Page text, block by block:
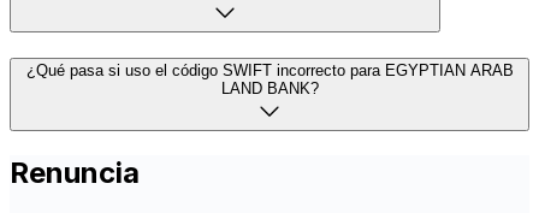
¿Qué pasa si uso el código SWIFT incorrecto para EGYPTIAN ARAB
LAND BANK?
Renuncia